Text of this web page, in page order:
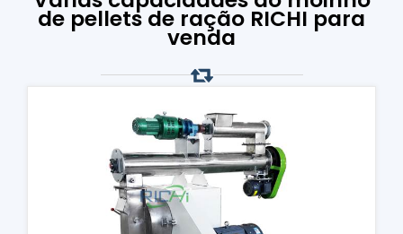
de pellets de ração RICHI para
venda